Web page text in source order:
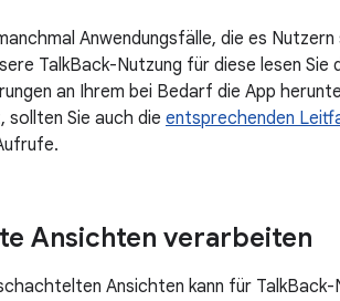
Anwendungsfälle, die es
TalkBack-Nutzung für diese lesen
an Ihrem bei Bedarf die App
Sie auch die entsprechenden
Ansichten verarbeiten
Ansichten kann für